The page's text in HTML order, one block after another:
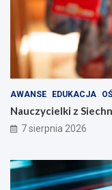
AWANSE EDUKACJA
Nauczycielki z
7 sierpnia 2026